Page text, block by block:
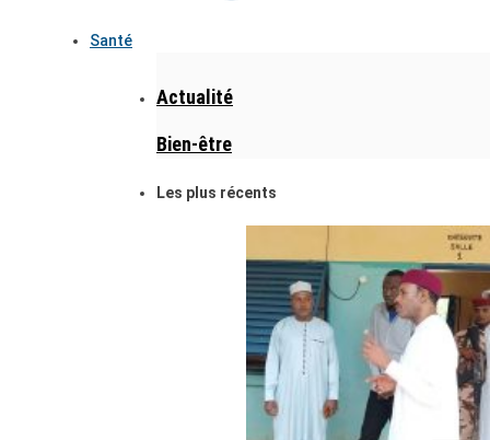
Santé
Actualité
Bien-être
Les plus récents